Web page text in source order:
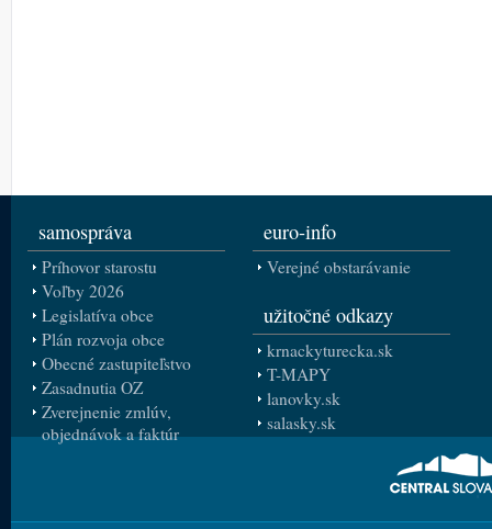
samospráva
Príhovor starostu
Voľby 2026
Legislatíva obce
Plán rozvoja obce
Obecné zastupiteľstvo
Zasadnutia OZ
Zverejnenie zmlúv,
objednávok a faktúr
euro-info
Verejné obstarávanie
užitočné odkazy
krnackyturecka.sk
T-MAPY
lanovky.sk
salasky.sk